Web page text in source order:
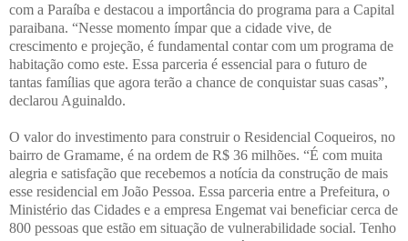
com a Paraíba e destacou a importância do programa para a Capital
paraibana. “Nesse momento ímpar que a cidade vive, de
crescimento e projeção, é fundamental contar com um programa de
habitação como este. Essa parceria é essencial para o futuro de
tantas famílias que agora terão a chance de conquistar suas casas”,
declarou Aguinaldo.
O valor do investimento para construir o Residencial Coqueiros, no
bairro de Gramame, é na ordem de R$ 36 milhões. “É com muita
alegria e satisfação que recebemos a notícia da construção de mais
esse residencial em João Pessoa. Essa parceria entre a Prefeitura, o
Ministério das Cidades e a empresa Engemat vai beneficiar cerca de
800 pessoas que estão em situação de vulnerabilidade social. Tenho